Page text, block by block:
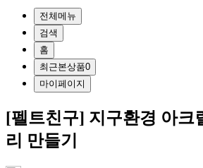
전체메뉴
검색
홈
최근본상품0
마이페이지
[펠트친구] 지구환경 아크
리 만들기